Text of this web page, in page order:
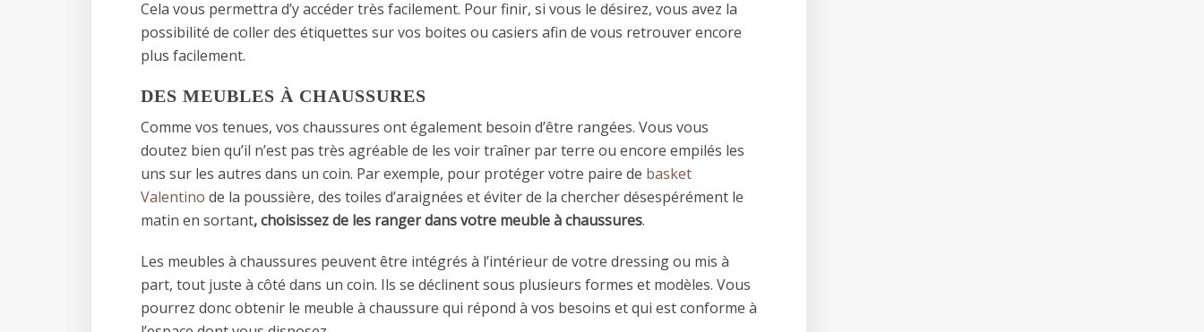
Cela vous permettra d’y accéder très facilement. Pour finir, si vous le désirez, vous avez la
possibilité de coller des étiquettes sur vos boites ou casiers afin de vous retrouver encore
plus facilement.
DES MEUBLES À CHAUSSURES
Comme vos tenues, vos chaussures ont également besoin d’être rangées. Vous vous
doutez bien qu’il n’est pas très agréable de les voir traîner par terre ou encore empilés les
uns sur les autres dans un coin. Par exemple, pour protéger votre paire de basket
Valentino de la poussière, des toiles d’araignées et éviter de la chercher désespérément le
matin en sortant, choisissez de les ranger dans votre meuble à chaussures.
Les meubles à chaussures peuvent être intégrés à l’intérieur de votre dressing ou mis à
part, tout juste à côté dans un coin. Ils se déclinent sous plusieurs formes et modèles. Vous
pourrez donc obtenir le meuble à chaussure qui répond à vos besoins et qui est conforme à